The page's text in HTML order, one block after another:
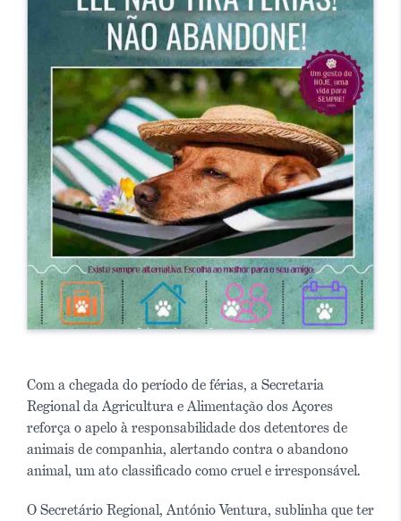
Com a chegada do período de férias, a Secretaria
Regional da Agricultura e Alimentação dos Açores
reforça o apelo à responsabilidade dos detentores de
animais de companhia, alertando contra o abandono
animal, um ato classificado como cruel e irresponsável.
O Secretário Regional, António Ventura, sublinha que ter